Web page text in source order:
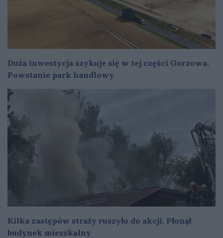
Duża inwestycja szykuje się w tej części Gorzowa.
Powstanie park handlowy
Kilka zastępów straży ruszyło do akcji. Płonął
budynek mieszkalny